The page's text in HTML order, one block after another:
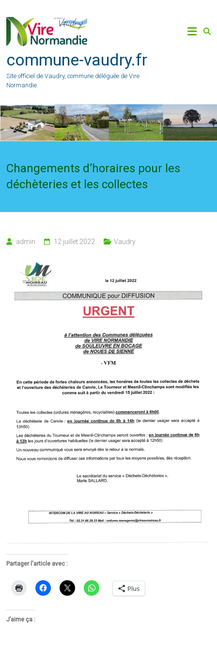
content
commune-vaudry.fr
Site officiel de Vaudry, commune déléguée de Vire
Normandie.
Changements d’horaires pour les
déchèteries et les collectes
admin 12 juillet 2022 Vaudry
Partager l'article avec :
Plus
J’aime ça :